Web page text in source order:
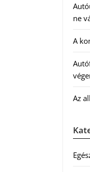
ne
A
Az